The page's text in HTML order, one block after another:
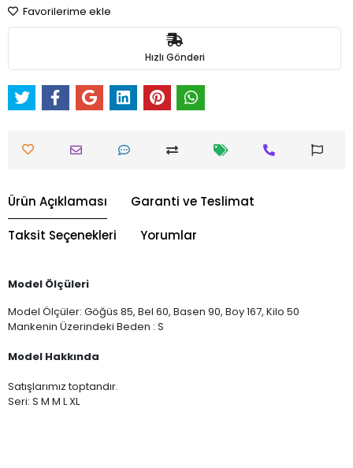
Favorilerime ekle
Hızlı Gönderi
Ürün Açıklaması Garanti ve Teslimat
Taksit Seçenekleri Yorumlar
Model Ölçüleri
Model Ölçüler: Göğüs 85, Bel 60, Basen 90, Boy 167, Kilo 50
Mankenin Üzerindeki Beden : S
Model Hakkında
Satışlarımız toptandır.
Seri: S M M L XL